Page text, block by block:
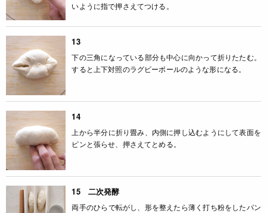
いように指で押さえてつける。
13
下の三角になっている部分も中心に向かって折りたたむ。
すると上下対照のラグビーボールのような形になる。
14
上から半分に折り畳み、内側に押し込むようにして表面を
ピンと張らせ、押さえてとめる。
15 二次発酵
両手のひらで転がし、形を整えたら薄く打ち粉をしたパン